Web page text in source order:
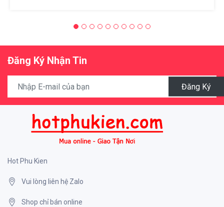
Đăng Ký Nhận Tin
Đăng Ký
Hot Phu Kien
Vui lòng liên hệ Zalo
Shop chỉ bán online